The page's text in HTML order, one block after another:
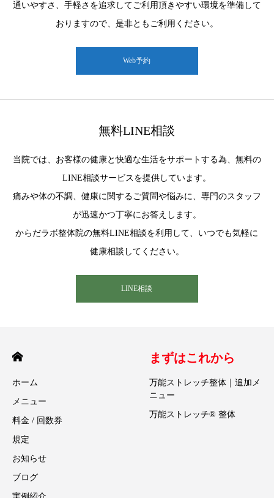
通いやすさ、手軽さを追求してご利用頂きやすい環境を準備して
おりますので、是非ともご利用ください。
Web予約
無料LINE相談
当院では、お客様の健康と快適な生活をサポートする為、無料の
LINE相談サービスを提供しています。
痛みや体の不調、健康に関するご質問や悩みに、専門のスタッフ
が迅速かつ丁寧にお答えします。
からだラボ整体院の無料LINE相談を利用して、いつでも気軽に
健康相談してください。
LINE相談
ホーム
メニュー
料金 / 回数券
規定
お知らせ
ブログ
まずはこれから
万能ストレッチ整体｜追加メ
ニュー
万能ストレッチ® 整体